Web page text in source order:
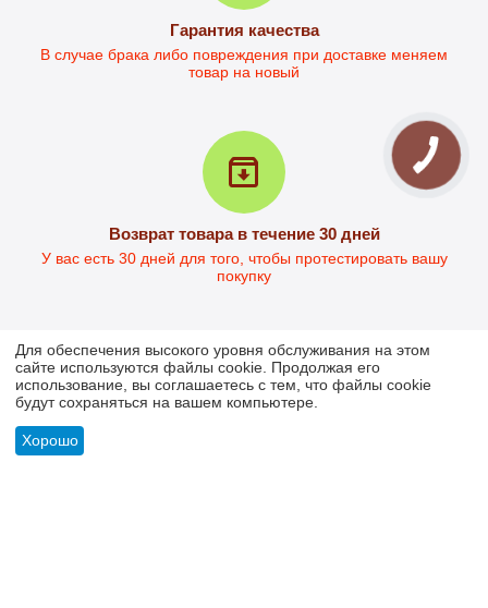
3 093
Ориентировочная цена
Гарантия качества
В случае брака либо повреждения при доставке меняем
товар на новый
Возврат товара в течение 30 дней
У вас есть 30 дней для того, чтобы протестировать вашу
покупку
МОЯ УЧЕТНАЯ ЗАПИСЬ
Для обеспечения высокого уровня обслуживания на этом
сайте используются файлы cookie. Продолжая его
использование, вы соглашаетесь с тем, что файлы cookie
будут сохраняться на вашем компьютере.
Хорошо